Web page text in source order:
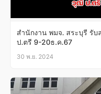
สำนักงาน พมจ. สระบุรี รั
ป.ตรี 9-20ธ.ค.67
30 พ.ย. 2024